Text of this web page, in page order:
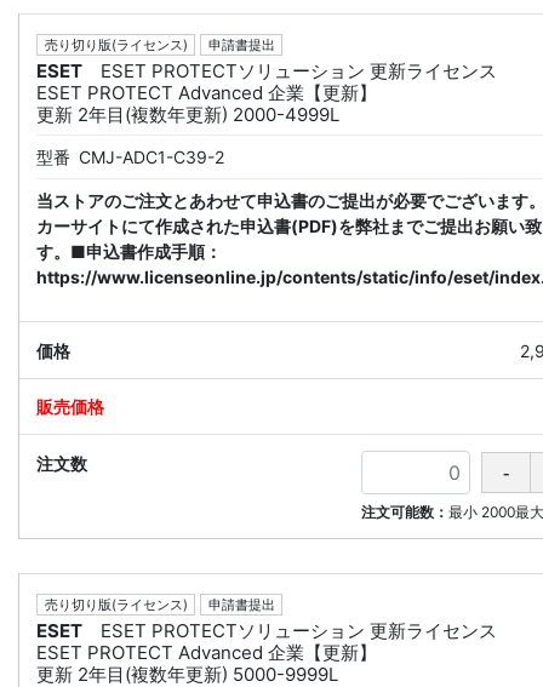
売り切り版(ライセンス) 申請書提出
ESET
ESET PROTECTソリューション 更新ライセンス
ESET PROTECT Advanced 企業【更新】
更新 2年目(複数年更新) 2000-4999L
型番 CMJ-ADC1-C39-2
当ストアのご注文とあわせて申込書のご提出が必要でございます
カーサイトにて作成された申込書(PDF)を弊社までご提出お願い
す。■申込書作成手順：
https://www.licenseonline.jp/contents/static/info/eset/
注文可能数： 最小 2000最大
売り切り版(ライセンス) 申請書提出
ESET
ESET PROTECTソリューション 更新ライセンス
ESET PROTECT Advanced 企業【更新】
更新 2年目(複数年更新) 5000-9999L